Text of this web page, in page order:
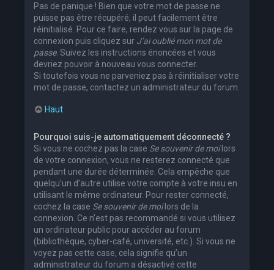
Pas de panique ! Bien que votre mot de passe ne
puisse pas être récupéré, il peut facilement être
réinitialisé. Pour ce faire, rendez vous sur la page de
connexion puis cliquez sur J’ai oublié mon mot de
passe. Suivez les instructions énoncées et vous
devriez pouvoir à nouveau vous connecter.
Si toutefois vous ne parveniez pas à réinitialiser votre
mot de passe, contactez un administrateur du forum.
Haut
Pourquoi suis-je automatiquement déconnecté ?
Si vous ne cochez pas la case Se souvenir de moilors
de votre connexion, vous ne resterez connecté que
pendant une durée déterminée. Cela empêche que
quelqu’un d’autre utilise votre compte à votre insu en
utilisant le même ordinateur. Pour rester connecté,
cochez la case Se souvenir de moilors de la
connexion. Ce n’est pas recommandé si vous utilisez
un ordinateur public pour accéder au forum
(bibliothèque, cyber-café, université, etc.). Si vous ne
voyez pas cette case, cela signifie qu’un
administrateur du forum a désactivé cette